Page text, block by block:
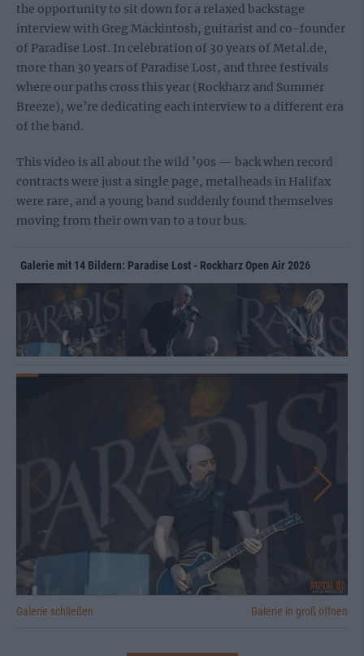
the opportunity to sit down for a relaxed backstage
interview with Greg Mackintosh, guitarist and co-founder
of Paradise Lost. In celebration of 30 years of Metal.de,
more than 30 years of Paradise Lost, and three festivals
where our paths cross this year (Rockharz and Summer
Breeze), we’re dedicating each interview to a different era
of the band.
This video is all about the wild ’90s — back when record
contracts were just a single page, metalheads in Halifax
were rare, and a young band suddenly found themselves
moving from their own van to a tour bus.
Galerie mit 14 Bildern: Paradise Lost - Rockharz Open Air 2026
Galerie schließen Galerie in groß öffnen